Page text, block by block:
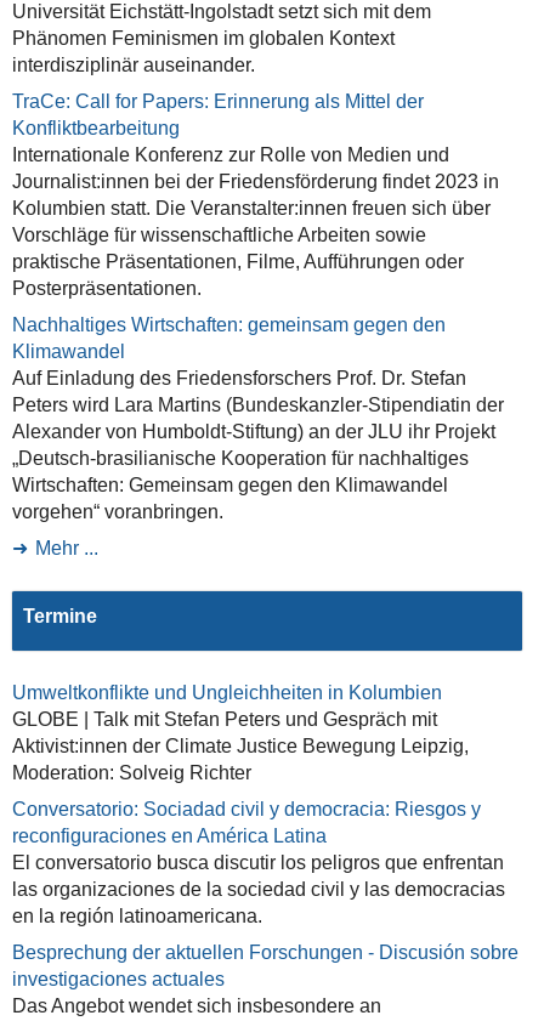
Universität Eichstätt-Ingolstadt setzt sich mit dem
Phänomen Feminismen im globalen Kontext
interdisziplinär auseinander.
TraCe: Call for Papers: Erinnerung als Mittel der
Konfliktbearbeitung
Internationale Konferenz zur Rolle von Medien und
Journalist:innen bei der Friedensförderung findet 2023 in
Kolumbien statt. Die Veranstalter:innen freuen sich über
Vorschläge für wissen­schaftliche Arbeiten sowie
praktische Präsentationen, Filme, Aufführungen oder
Posterpräsentationen.
Nachhaltiges Wirtschaften: gemeinsam gegen den
Klimawandel
Auf Einladung des Friedensforschers Prof. Dr. Stefan
Peters wird Lara Martins (Bundeskanzler-Stipendiatin der
Alexander von Humboldt-Stiftung) an der JLU ihr Projekt
„Deutsch-brasilianische Kooperation für nachhaltiges
Wirtschaften: Gemeinsam gegen den Klimawandel
vorgehen“ voranbringen.
Mehr ...
Termine
Umweltkonflikte und Ungleichheiten in Kolumbien
GLOBE | Talk mit Stefan Peters und Gespräch mit
Aktivist:innen der Climate Justice Bewegung Leipzig,
Moderation: Solveig Richter
Conversatorio: Sociadad civil y democracia: Riesgos y
reconfiguraciones en América Latina
El conversatorio busca discutir los peligros que enfrentan
las organizaciones de la sociedad civil y las democracias
en la región latinoamericana.
Besprechung der aktuellen Forschungen - Discusión sobre
investigaciones actuales
Das Angebot wendet sich insbesondere an